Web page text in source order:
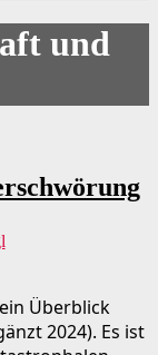
und
Überblick
2024). Es ist